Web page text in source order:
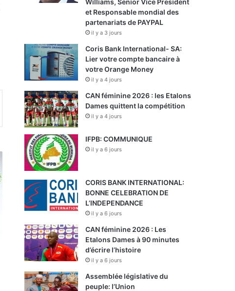
Williams, Senior Vice President
et Responsable mondial des
partenariats de PAYPAL
il y a 3 jours
Coris Bank International- SA:
Lier votre compte bancaire à
votre Orange Money
il y a 4 jours
CAN féminine 2026 : les Etalons
Dames quittent la compétition
il y a 4 jours
IFPB: COMMUNIQUE
il y a 6 jours
CORIS BANK INTERNATIONAL:
BONNE CELEBRATION DE
L’INDEPENDANCE
il y a 6 jours
CAN féminine 2026 : Les
Etalons Dames à 90 minutes
d’écrire l’histoire
il y a 6 jours
Assemblée législative du
peuple: l’Union